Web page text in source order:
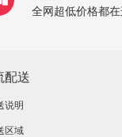
全网超低价格都
配送
说明
区域